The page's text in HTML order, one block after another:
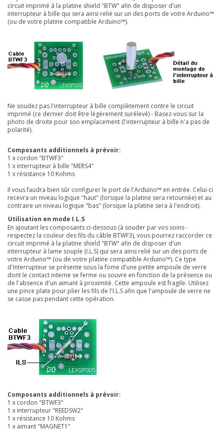
circuit imprimé à la platine shield "BTW" afin de disposer d'un
interrupteur à bille qui sera ainsi relié sur un des ports de votre Arduino™
(ou de votre platine compatible Arduino™).
Ne soudez pas l'interrupteur à bille complètement contre le circuit
imprimé (ce dernier doit être légèrement surélevé) - Basez-vous sur la
photo de droite pour son emplacement (l'interrupteur à bille n'a pas de
polarité).
Composants additionnels à prévoir:
1 x cordon "BTWF3"
1 x interrupteur à bille "MERS4"
1 x résistance 10 Kohms
Il vous faudra bien sûr configurer le port de l'Arduino™ en entrée. Celui-ci
recevra un niveau logique "haut" (lorsque la platine sera retournée) et au
contraire un niveau logique "bas" (lorsque la platine sera à l'endroit).
Utilisation en mode I.L.S
En ajoutant les composants ci-dessous (à souder par vos soins -
respectez la couleur des fils du câble BTWF3), vous pourrez raccorder ce
circuit imprimé à la platine shield "BTW" afin de disposer d'un
interrupteur à lame souple (I.L.S) qui sera ainsi relié sur un des ports de
votre Arduino™ (ou de votre platine compatible Arduino™). Ce type
d'interrupteur se présente sous la fome d'une petite ampoule de verre
dont le contact interne se ferme ou souvre en fonction de la présence ou
de l'absence d'un aimant à proximité. Cette ampoule est fragile. Utilisez
une pince plate pour plier les fils de l'I.L.S afin que l'ampoule de verre ne
se casse pas pendant cette opération.
Composants additionnels à prévoir:
1 x cordon "BTWF3"
1 x interrupteur "REEDSW2"
1 x résistance 10 Kohms
1 x aimant "MAGNET1"